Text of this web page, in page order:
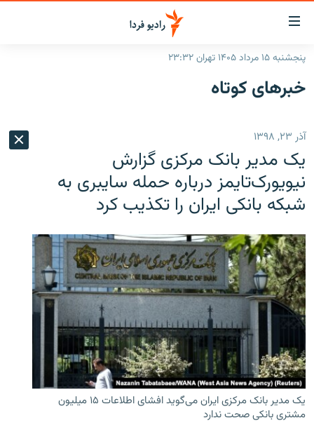
لینک‌های
قابلیت
دسترسی
بازگشت
اصلی
رفتن
صفحه
جستجو
ایران
رادیو
انتخاب کنید و بشنوید
برنامه‌های رادیویی
پادکست
چندرسانه‌ای
گزارش‌های ویدئویی
English
به ما بپیوندید
زبان‌های دیگر
پنجشنبه ۱۵ مرداد ۱۴۰۵ تهران ۲۳:۳۲
خبرهای کوتاه
آذر ۲۳, ۱۳۹۸
یک مدیر بانک مرکزی گزارش
نیویورک‌تایمز درباره حمله سایبری به
شبکه بانکی ایران را تکذیب کرد
یک مدیر بانک مرکزی ایران می‌گوید افشای اطلاعات ۱۵ میلیون
مشتری بانکی صحت ندارد